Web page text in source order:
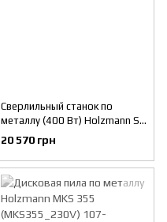
Сверлильный станок по
металлу (400 Вт) Holzmann SB
4115N (SB4115N_400V)
20 570 грн